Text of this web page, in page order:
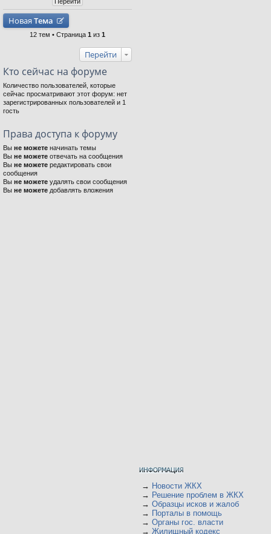
Новая Тема
12 тем • Страница 1 из 1
Перейти
Кто сейчас на форуме
Количество пользователей, которые
сейчас просматривают этот форум: нет
зарегистрированных пользователей и 1
гость
Права доступа к форуму
Вы не можете начинать темы
Вы не можете отвечать на сообщения
Вы не можете редактировать свои
сообщения
Вы не можете удалять свои сообщения
Вы не можете добавлять вложения
→ Новости ЖКХ
→ Решение проблем в ЖКХ
→ Образцы исков и жалоб
→ Порталы в помощь
→ Органы гос. власти
→ Жилищный кодекс